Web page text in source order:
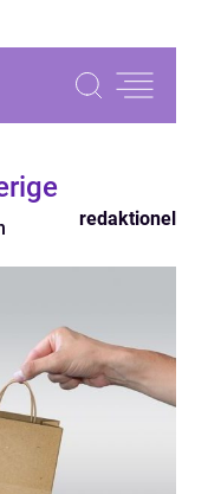
redaktionel